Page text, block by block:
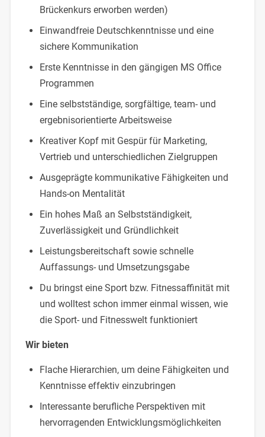
Brückenkurs erworben werden)
Einwandfreie Deutschkenntnisse und eine
sichere Kommunikation
Erste Kenntnisse in den gängigen MS Office
Programmen
Eine selbstständige, sorgfältige, team- und
ergebnisorientierte Arbeitsweise
Kreativer Kopf mit Gespür für Marketing,
Vertrieb und unterschiedlichen Zielgruppen
Ausgeprägte kommunikative Fähigkeiten und
Hands-on Mentalität
Ein hohes Maß an Selbstständigkeit,
Zuverlässigkeit und Gründlichkeit
Leistungsbereitschaft sowie schnelle
Auffassungs- und Umsetzungsgabe
Du bringst eine Sport bzw. Fitnessaffinität mit
und wolltest schon immer einmal wissen, wie
die Sport- und Fitnesswelt funktioniert
Wir bieten
Flache Hierarchien, um deine Fähigkeiten und
Kenntnisse effektiv einzubringen
Interessante berufliche Perspektiven mit
hervorragenden Entwicklungsmöglichkeiten